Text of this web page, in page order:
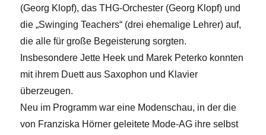
(Georg Klopf), das THG-Orchester (Georg Klopf) und
die „Swinging Teachers“ (drei ehemalige Lehrer) auf,
die alle für große Begeisterung sorgten.
Insbesondere Jette Heek und Marek Peterko konnten
mit ihrem Duett aus Saxophon und Klavier
überzeugen.
Neu im Programm war eine Modenschau, in der die
von Franziska Hörner geleitete Mode-AG ihre selbst